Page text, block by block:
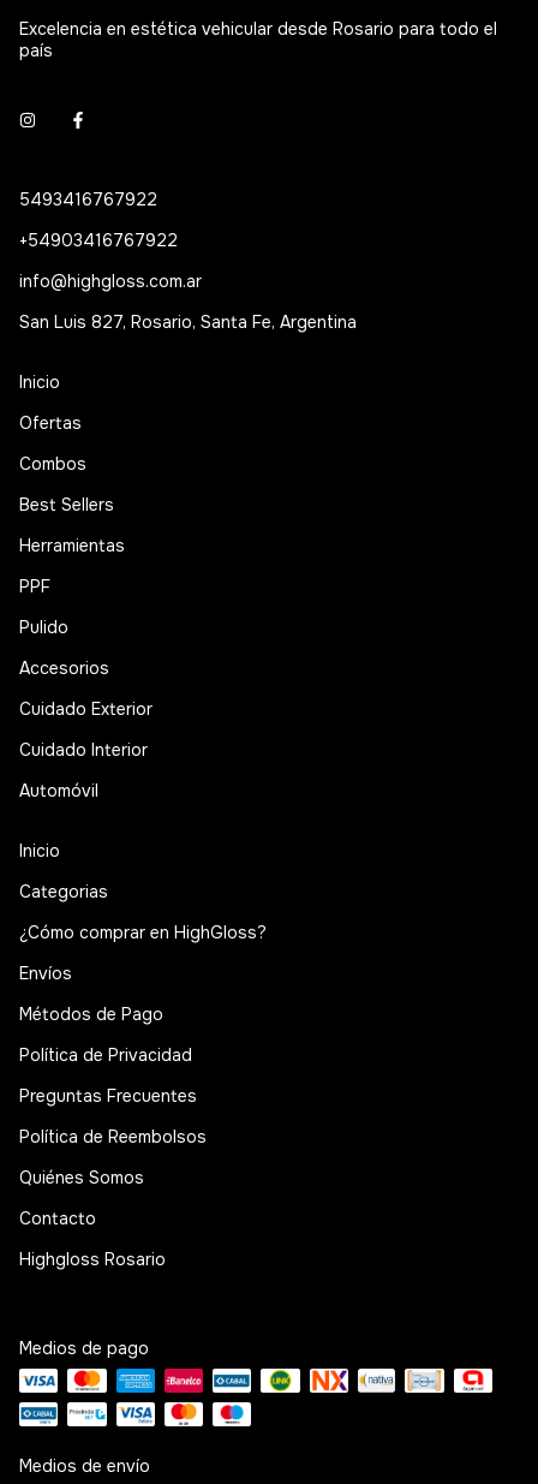
Excelencia en estética vehicular desde Rosario para todo el
país
5493416767922
+54903416767922
info@highgloss.com.ar
San Luis 827, Rosario, Santa Fe, Argentina
Inicio
Ofertas
Combos
Best Sellers
Herramientas
PPF
Pulido
Accesorios
Cuidado Exterior
Cuidado Interior
Automóvil
Inicio
Categorias
¿Cómo comprar en HighGloss?
Envíos
Métodos de Pago
Política de Privacidad
Preguntas Frecuentes
Política de Reembolsos
Quiénes Somos
Contacto
Highgloss Rosario
Medios de pago
Medios de envío